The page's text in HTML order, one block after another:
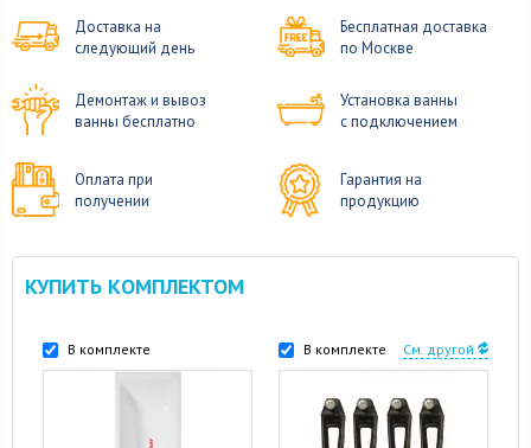
Доставка на
следующий день
Бесплатная доставка
по Москве
Демонтаж и вывоз
ванны бесплатно
Установка ванны
с подключением
Оплата при
получении
Гарантия на
продукцию
КУПИТЬ КОМПЛЕКТОМ
В комплекте В комплекте См. другой